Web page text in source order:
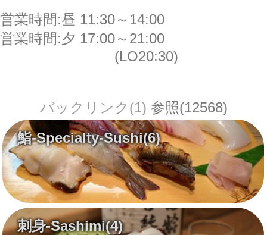
営業時間:昼 11:30～14:00
営業時間:夕 17:00～21:00
(LO20:30)
バックリンク(1) 参照(12568)
鮨-Specialty-Sushi(6)
刺身-Sashimi(4)